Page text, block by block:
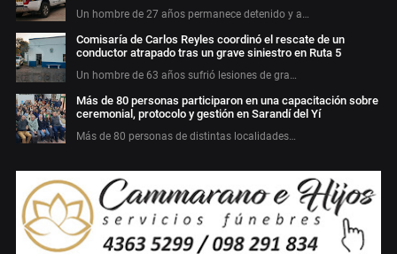
Un hombre de 27 años permanece detenido y a…
Comisaría de Carlos Reyles coordinó el rescate de un
conductor atrapado tras un grave siniestro en Ruta 5
Un hombre de 63 años sufrió lesiones de gra…
Más de 80 personas participaron en una capacitación sobre
ceremonial, protocolo y gestión en Sarandí del Yí
Más de 80 personas de distintas localidades…